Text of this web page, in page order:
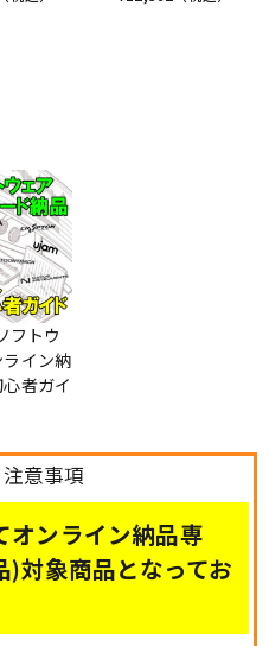
フトウ
イン納
者ガイ
意事項
ンライン納品専
対象商品となってお